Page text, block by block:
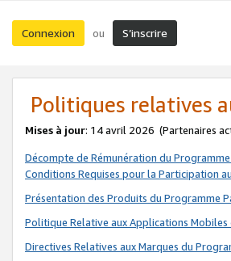
Connexion ou S’inscrire
Politiques relatives
Mises à jour: 14 avril 2026 (Partenaires
Décompte de Rémunération du
Conditions Requises pour la Participation
Présentation des Produits du Programme
Politique Relative aux Applications
Directives Relatives aux Marques du